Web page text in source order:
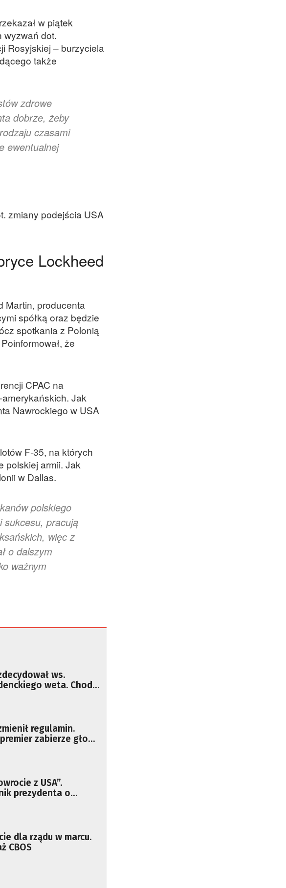
w piątek
wyzwań dot.
Rosyjskiej – burzyciela
także
zdrowe
dobrze, żeby
czasami
ewentualnej
zmiany podejścia USA
Lockheed
Martin, producenta
spółką oraz będzie
spotkania z Polonią
że
CPAC na
Jak
Nawrockiego w USA
F-35, na których
polskiej armii. Jak
w Dallas.
polskiego
sukcesu, pracują
więc z
o dalszym
ważnym
ws.
weta. Chodzi
regulamin.
zabierze głos
z USA”.
prezydenta o
dla rządu w marcu.
CBOS